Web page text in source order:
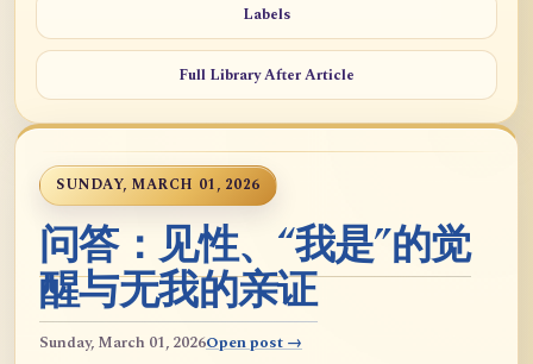
Labels
Full Library After Article
SUNDAY, MARCH 01, 2026
问答：见性、“我是”的觉
醒与无我的亲证
Sunday, March 01, 2026Open post →